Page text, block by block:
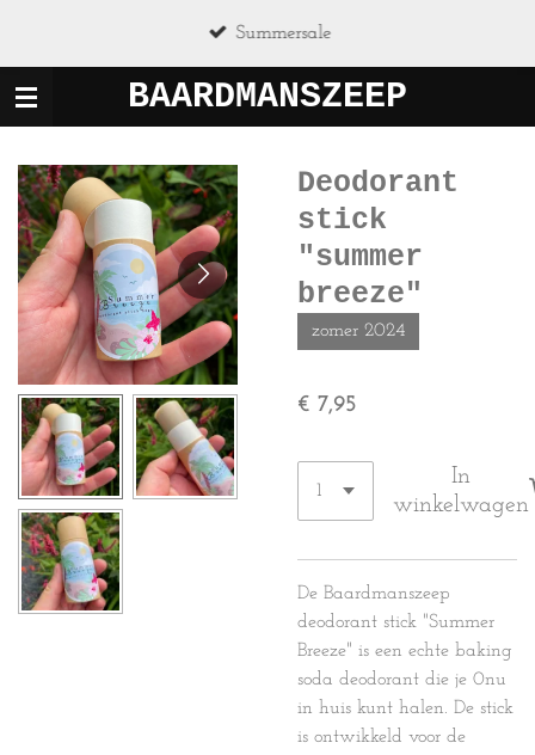
de
BAARDMANSZEEP
Summersale
Deodorant
stick
"summer
breeze"
zomer 2024
€ 7,95
In
winkelwagen
De Baardmanszeep
deodorant stick "Summer
Breeze" is een echte baking
soda deodorant die je 0nu
in huis kunt halen. De stick
is ontwikkeld voor de